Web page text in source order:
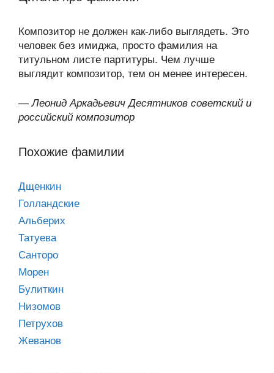
Композитор не должен как-либо выглядеть. Это
человек без имиджа, просто фамилия на
титульном листе партитуры. Чем лучше
выглядит композитор, тем он менее интересен.
—Леонид Аркадьевич Десятников советский и
российский композитор
Похожие фамилии
Дщенкин
Голландские
Альберих
Татуева
Санторо
Морен
Булиткин
Низомов
Петрухов
Жеванов